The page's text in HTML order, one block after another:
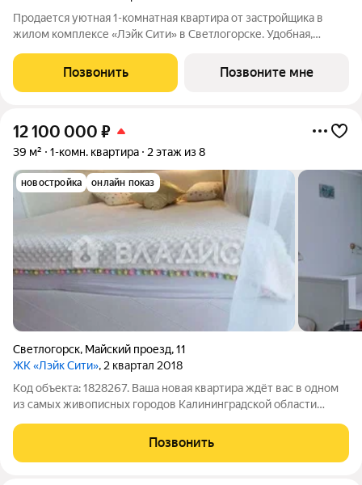
Продается уютная 1-комнатная квартира от застройщика в
жилом комплексе «Лэйк Сити» в Светлогорске. Удобная,
кухня-гостиная 13.8 м, вместительная прихожая 3.56 м. Общая
площадь квартиры - 32.22 м,
Позвонить Позвоните мне
12 100 000 ₽
39 м² 1-комн. квартира 2 этаж из 8
новостройка онлайн показ
Светлогорск, Майский проезд,11
ЖК «Лэйк Сити», 2 квартал 2018
Код объекта: 1828267. Ваша новая квартира ждёт вас в одном
из самых живописных городов Калининградской области
уюта. Квартира
Позвонить